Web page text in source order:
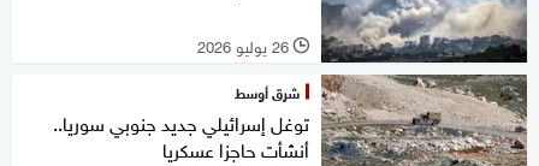
l 26 يوليو 2026
شرق أوسط
توغل إسرائيلي جديد جنوبي سوريا..
أنشأت حاجزا عسكريا